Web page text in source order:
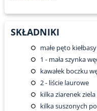
SKŁADNIKI
małe pęto kiełbasy
1 - mała szynka
kawałek boczku
2- liście laurowe
kilka ziarenek
kilka suszonych